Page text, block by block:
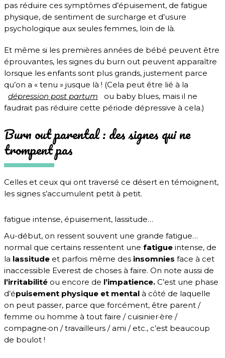
pas réduire ces symptômes d’épuisement, de fatigue
physique, de sentiment de surcharge et d’usure
psychologique aux seules femmes, loin de là.
Et même si les premières années de bébé peuvent être
éprouvantes, les signes du burn out peuvent apparaître
lorsque les enfants sont plus grands, justement parce
qu’on a « tenu » jusque là ! (Cela peut être lié à la
dépression post partum
ou baby blues, mais il ne
faudrait pas réduire cette période dépressive à cela.)
Burn out parental : des signes qui ne
trompent pas
Celles et ceux qui ont traversé ce désert en témoignent,
les signes s’accumulent petit à petit.
fatigue intense, épuisement, lassitude…
Au-début, on ressent souvent une grande fatigue…
normal que certains ressentent une fatigue intense, de
la lassitude et parfois même des insomnies face à cet
inaccessible Everest de choses à faire. On note aussi de
l’irritabilité ou encore de l’impatience. C’est une phase
d’épuisement physique et mental à côté de laquelle
on peut passer, parce que forcément, être parent /
femme ou homme à tout faire / cuisinier·ère /
compagne·on / travailleurs / ami / etc., c’est beaucoup
de boulot !